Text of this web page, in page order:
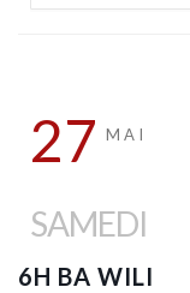
27 MAI
SAMEDI
6H BA WILI